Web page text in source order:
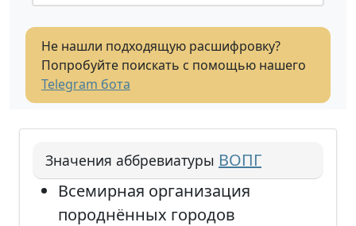
Не нашли подходящую расшифровку?
Попробуйте поискать с помощью нашего
Telegram бота
Значения аббревиатуры ВОПГ
Всемирная организация
породнённых городов